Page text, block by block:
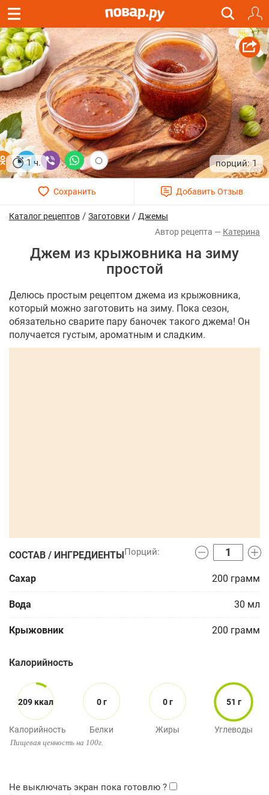
1 ч. 1
Каталог рецептов / Заготовки / Джемы
Катерина
Джем из крыжовника на зиму
простой
Делюсь простым рецептом джема из крыжовника,
который можно заготовить на зиму. Пока сезон,
обязательно сварите пару баночек такого джема! Он
получается густым, ароматным и сладким.
СОСТАВ / ИНГРЕДИЕНТЫ
Сахар 200 грамм
Вода 30 мл
Крыжовник 200 грамм
Калорийность
209 ккал
Калорийность
0 г
Белки
0 г
Жиры
51 г
Углеводы
Пищевая ценность на 100г.